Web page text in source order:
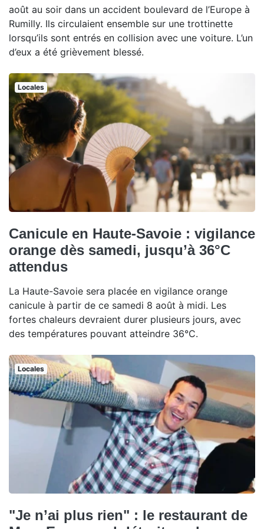
août au soir dans un accident boulevard de l’Europe à
Rumilly. Ils circulaient ensemble sur une trottinette
lorsqu’ils sont entrés en collision avec une voiture. L’un
d’eux a été grièvement blessé.
Locales
Canicule en Haute-Savoie : vigilance
orange dès samedi, jusqu’à 36°C
attendus
La Haute-Savoie sera placée en vigilance orange
canicule à partir de ce samedi 8 août à midi. Les
fortes chaleurs devraient durer plusieurs jours, avec
des températures pouvant atteindre 36°C.
Locales
"Je n’ai plus rien" : le restaurant de